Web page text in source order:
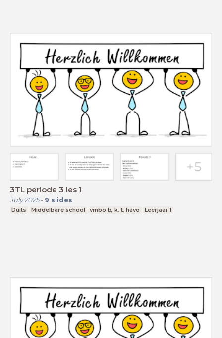
3TL periode 3 les 1
July 2025- 9 slides
Duits Middelbare school vmbo b, k, t, havo Leerjaar 1